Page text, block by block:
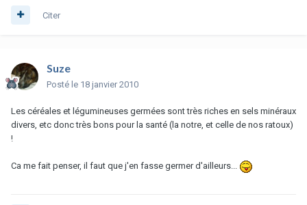
Citer
Suze
Posté le 18 janvier 2010
Les céréales et légumineuses germées sont très riches en sels minéraux
divers, etc donc très bons pour la santé (la notre, et celle de nos ratoux)
!
Ca me fait penser, il faut que j'en fasse germer d'ailleurs...